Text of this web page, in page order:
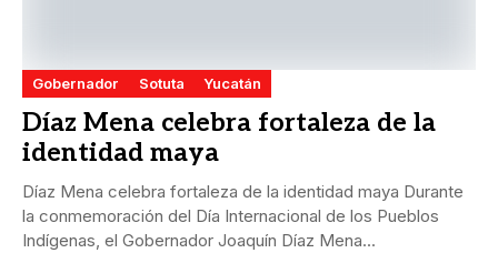
Gobernador Sotuta Yucatán
Díaz Mena celebra fortaleza de la
identidad maya
Díaz Mena celebra fortaleza de la identidad maya Durante
la conmemoración del Día Internacional de los Pueblos
Indígenas, el Gobernador Joaquín Díaz Mena...